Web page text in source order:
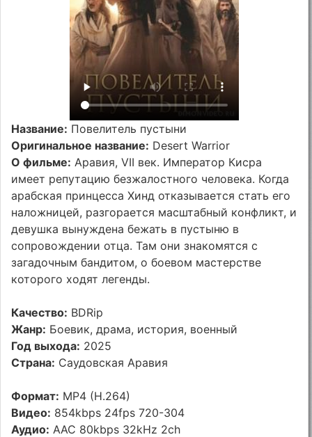
Название: Повелитель пустыни
Оригинальное название: Desert Warrior
О фильме: Аравия, VII век. Император Кисра
имеет репутацию безжалостного человека. Когда
арабская принцесса Хинд отказывается стать его
наложницей, разгорается масштабный конфликт, и
девушка вынуждена бежать в пустыню в
сопровождении отца. Там они знакомятся с
загадочным бандитом, о боевом мастерстве
которого ходят легенды.
Качество: BDRip
Жанр: Боевик, драма, история, военный
Год выхода: 2025
Страна: Саудовская Аравия
Формат: MP4 (H.264)
Видео: 854kbps 24fps 720-304
Аудио: AAC 80kbps 32kHz 2ch